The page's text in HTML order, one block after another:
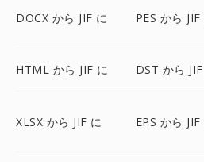
DOCX から JIF に PES から JIF
HTML から JIF に DST から
XLSX から JIF に EPS から JIF